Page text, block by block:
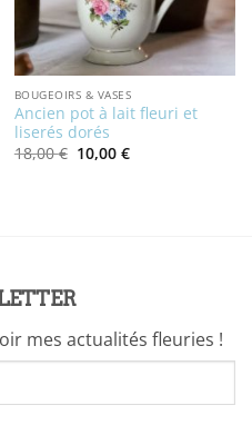
BOUGEOIRS & VASES
Ancien pot à lait fleuri et
liserés dorés
18,00€ Le
prix
10,00 €Le
prix
mes actualités fleuries !